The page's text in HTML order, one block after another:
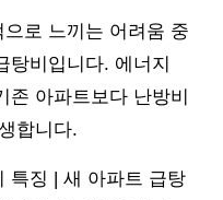
로 느끼는 어려움 중
탕비입니다. 에너지
존 아파트보다 난방비
합니다.
특징 | 새 아파트 급탕